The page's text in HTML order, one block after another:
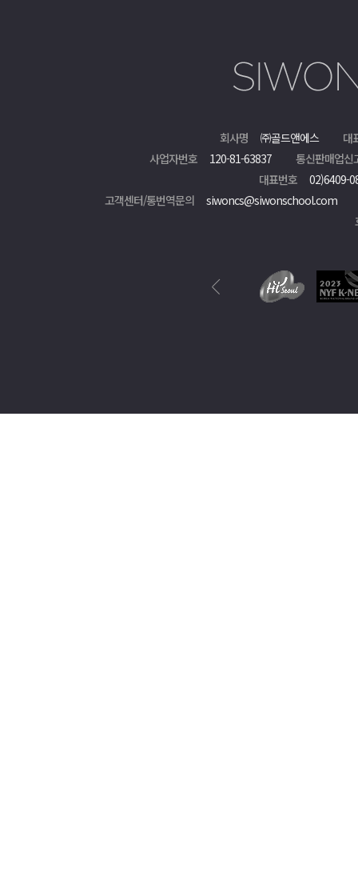
회사명 ㈜골드앤에스
대
사업자번호
120-81-63837
통신판매업신
대표번호
02)6409-
고객센터/통번역문의
siwoncs@siwonschool.com